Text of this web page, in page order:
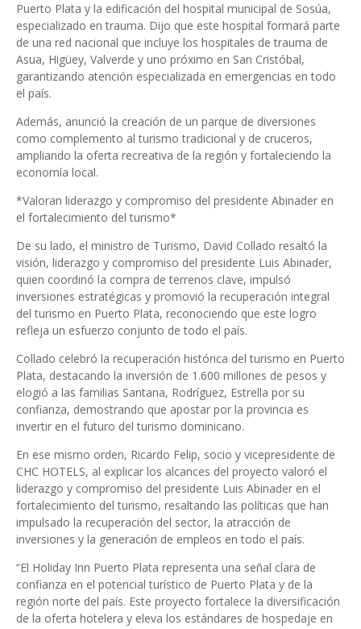
Puerto Plata y la edificación del hospital municipal de Sosúa,
especializado en trauma. Dijo que este hospital formará parte
de una red nacional que incluye los hospitales de trauma de
Asua, Higüey, Valverde y uno próximo en San Cristóbal,
garantizando atención especializada en emergencias en todo
el país.
Además, anunció la creación de un parque de diversiones
como complemento al turismo tradicional y de cruceros,
ampliando la oferta recreativa de la región y fortaleciendo la
economía local.
*Valoran liderazgo y compromiso del presidente Abinader en
el fortalecimiento del turismo*
De su lado, el ministro de Turismo, David Collado resaltó la
visión, liderazgo y compromiso del presidente Luis Abinader,
quien coordinó la compra de terrenos clave, impulsó
inversiones estratégicas y promovió la recuperación integral
del turismo en Puerto Plata, reconociendo que este logro
refleja un esfuerzo conjunto de todo el país.
Collado celebró la recuperación histórica del turismo en Puerto
Plata, destacando la inversión de 1.600 millones de pesos y
elogió a las familias Santana, Rodríguez, Estrella por su
confianza, demostrando que apostar por la provincia es
invertir en el futuro del turismo dominicano.
En ese mismo orden, Ricardo Felip, socio y vicepresidente de
CHC HOTELS, al explicar los alcances del proyecto valoró el
liderazgo y compromiso del presidente Luis Abinader en el
fortalecimiento del turismo, resaltando las políticas que han
impulsado la recuperación del sector, la atracción de
inversiones y la generación de empleos en todo el país.
“El Holiday Inn Puerto Plata representa una señal clara de
confianza en el potencial turístico de Puerto Plata y de la
región norte del país. Este proyecto fortalece la diversificación
de la oferta hotelera y eleva los estándares de hospedaje en